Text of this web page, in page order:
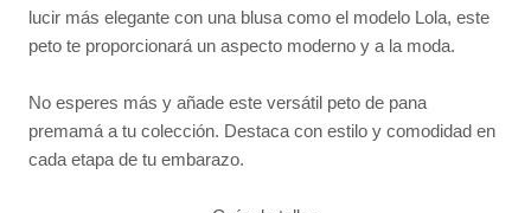
lucir más elegante con una blusa como el modelo Lola, este
peto te proporcionará un aspecto moderno y a la moda.
No esperes más y añade este versátil peto de pana
premamá a tu colección. Destaca con estilo y comodidad en
cada etapa de tu embarazo.